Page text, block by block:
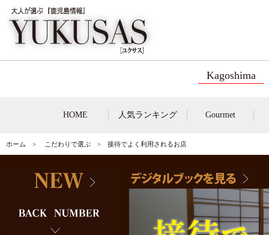
Kagoshima
HOME 人気ランキング Gourmet
ホーム > こだわりで選ぶ > 接待でよく利用されるお店